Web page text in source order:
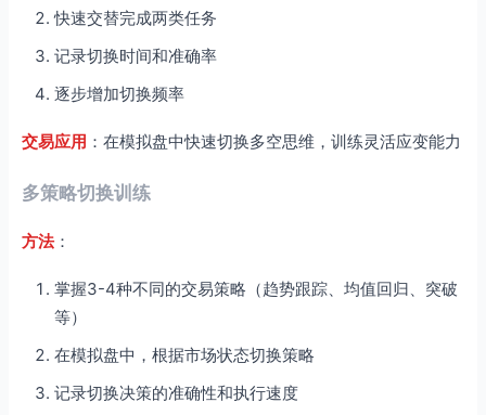
快速交替完成两类任务
记录切换时间和准确率
逐步增加切换频率
交易应用 ：在模拟盘中快速切换多空思维，训练灵活应变能力
多策略切换训练
方法：
掌握3-4种不同的交易策略（趋势跟踪、均值回归、突破
等）
在模拟盘中，根据市场状态切换策略
记录切换决策的准确性和执行速度